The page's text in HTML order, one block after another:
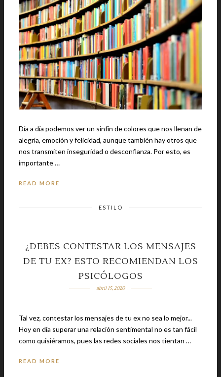
Día a día podemos ver un sinfín de colores que nos llenan de
alegría, emoción y felicidad, aunque también hay otros que
nos transmiten inseguridad o desconfianza. Por esto, es
importante …
READ MORE
ESTILO
¿DEBES CONTESTAR LOS MENSAJES
DE TU EX? ESTO RECOMIENDAN LOS
PSICÓLOGOS
abril 15, 2020
Tal vez, contestar los mensajes de tu ex no sea lo mejor...
Hoy en día superar una relación sentimental no es tan fácil
como quisiéramos, pues las redes sociales nos tientan …
READ MORE